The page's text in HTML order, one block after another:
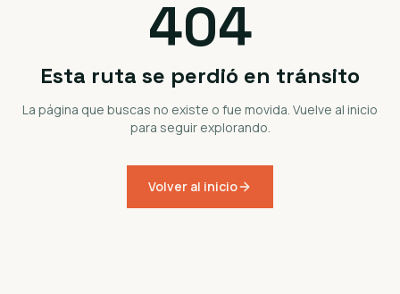
404
Esta ruta se perdió en tránsito
La página que buscas no existe o fue movida. Vuelve al inicio
para seguir explorando.
Volver al inicio